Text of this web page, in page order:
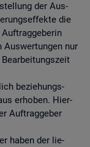
der Aus­
die
Aus­wer­tun­gen nur
be­zie­hungs­
er­ho­ben. Hier­
Auf­trag­ge­ber
haben der lie­